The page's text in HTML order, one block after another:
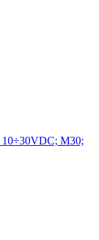
10÷30VDC; M30;